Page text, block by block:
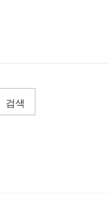
검색